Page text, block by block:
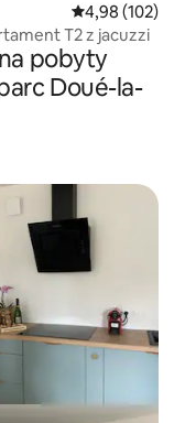
Średnia
4,98 (102)
T2 z jacuzzi
pobyty
Doué-la-